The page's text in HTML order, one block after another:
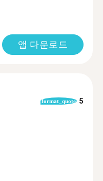
앱 다운로드
format_quote 5